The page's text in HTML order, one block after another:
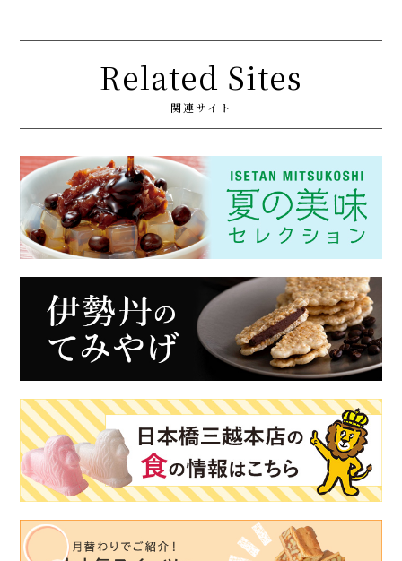
Related Sites
関連サイト